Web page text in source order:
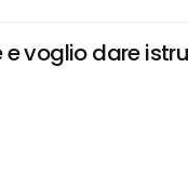
voglio dare